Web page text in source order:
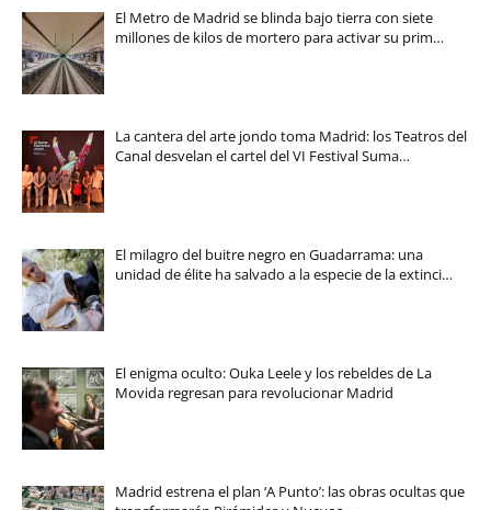
El Metro de Madrid se blinda bajo tierra con siete
millones de kilos de mortero para activar su prim…
La cantera del arte jondo toma Madrid: los Teatros del
Canal desvelan el cartel del VI Festival Suma…
El milagro del buitre negro en Guadarrama: una
unidad de élite ha salvado a la especie de la extinci…
El enigma oculto: Ouka Leele y los rebeldes de La
Movida regresan para revolucionar Madrid
Madrid estrena el plan ‘A Punto’: las obras ocultas que